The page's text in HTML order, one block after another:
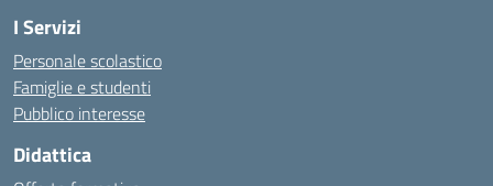
I Servizi
Personale scolastico
Famiglie e studenti
Pubblico interesse
Didattica